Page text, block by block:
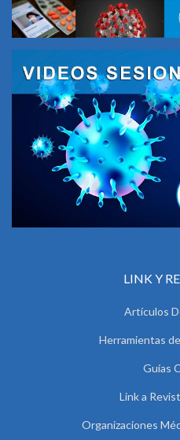
LINK Y
Artículos
Herramientas
Guías
Link a
Organizaciones